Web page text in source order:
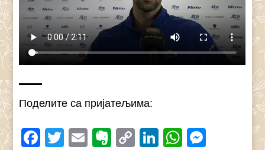
Поделите са пријатељима:
Facebook
Twitter
EmailEvernote
CopyLinkedIn